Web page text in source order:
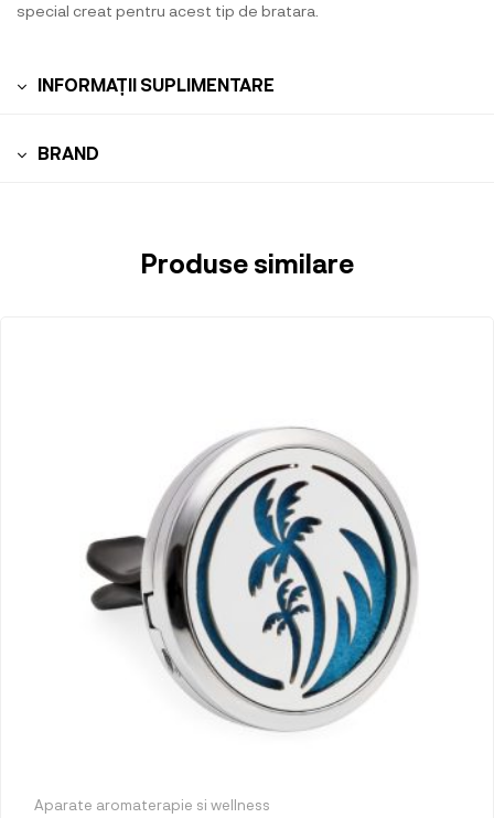
special creat pentru acest tip de bratara.
INFORMAȚII SUPLIMENTARE
BRAND
Produse similare
Aparate aromaterapie si wellness